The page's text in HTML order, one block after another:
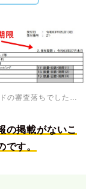
の審査落ちでした…
の掲載がないこ
です。